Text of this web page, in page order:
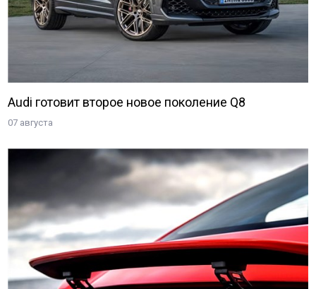
Audi готовит второе новое поколение Q8
07 августа